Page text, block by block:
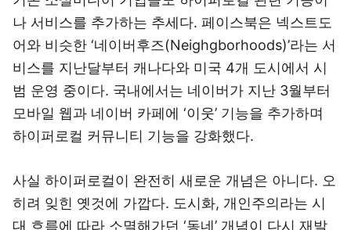
나 서비스를 추가하는 추세다. 페이스북은 넥스트도
어와 비슷한 ‘네이버후즈(Neighgborhoods)’라는 서
비스를 지난달부터 캐나다와 미국 4개 도시에서 시
범 운영 중이다. 국내에서는 네이버가 지난 3월부터
모바일 웹과 네이버 카페에 ‘이웃’ 기능을 추가하며
하이퍼로컬 커뮤니티 기능을 강화했다.
사실 하이퍼로컬이 완전히 새로운 개념은 아니다. 오
히려 잊힌 옛것에 가깝다. 도시화, 개인주의라는 시
대 흐름에 따라 소멸해가던 ‘동네’ 개념이 다시 재발